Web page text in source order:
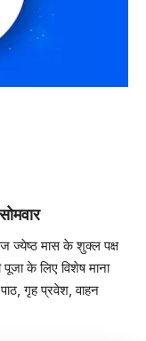
ज्येष्ठ मास के शुक्ल पक्ष
पूजा के लिए विशेष माना
गृह प्रवेश, वाहन